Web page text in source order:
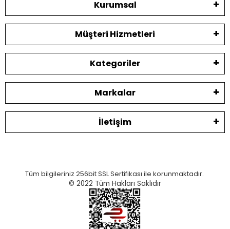
Kurumsal
Müşteri Hizmetleri
Kategoriler
Markalar
İletişim
Tüm bilgileriniz 256bit SSL Sertifikası ile korunmaktadır.
© 2022 Tüm Hakları Saklıdır